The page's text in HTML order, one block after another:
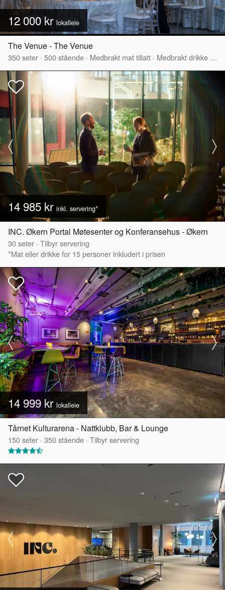
12 000 kr lokalleie
The Venue - The Venue
350seter · 500stående · Medbrakt mat tillatt · Medbrakt drikke tillatt
14 985 kr inkl. servering*
INC. Økern Portal Møtesenter og Konferansehus - Økern
30seter · Tilbyr servering
*Mat eller drikke for 15 personer inkludert i prisen
14 999 kr lokalleie
Tårnet Kulturarena - Nattklubb, Bar & Lounge
150seter · 350stående · Tilbyr servering